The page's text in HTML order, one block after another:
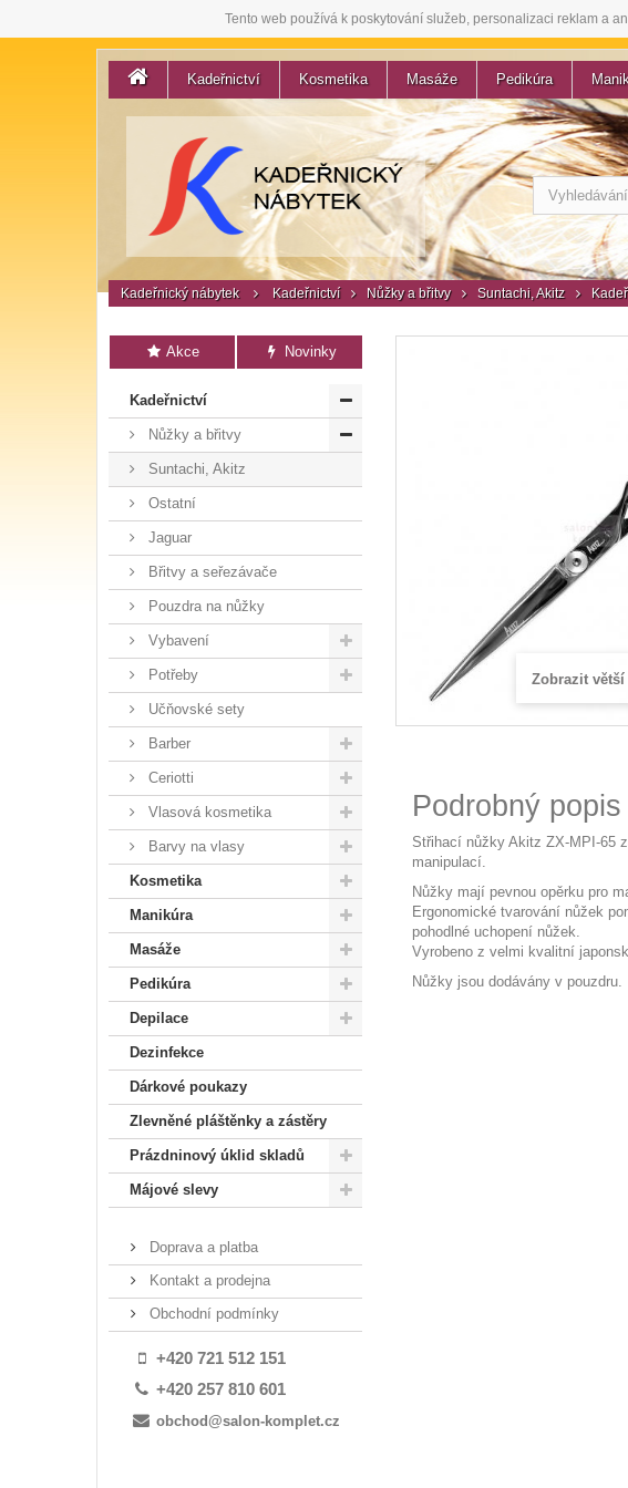
Tento web používá k poskytování služeb, personalizaci reklam a
Kadeřnictví Kosmetika Masáže Pedikúra
Kadeřnický nábytek Kadeřnictví Nůžky a břitvy Suntachi, Akitz
Akce Novinky
Kadeřnictví
Nůžky a břitvy
Suntachi, Akitz
Ostatní
Jaguar
Břitvy a seřezávače
Pouzdra na nůžky
Vybavení
Potřeby
Učňovské sety
Barber
Ceriotti
Vlasová kosmetika
Barvy na vlasy
Kosmetika
Manikúra
Masáže
Pedikúra
Depilace
Dezinfekce
Dárkové poukazy
Zlevněné pláštěnky a zástěry
Prázdninový úklid skladů
Májové slevy
Doprava a platba
Kontakt a prodejna
Obchodní podmínky
+420 721 512 151
+420 257 810 601
obchod@salon-komplet.cz
Zobrazit větší
Podrobný popis
Střihací nůžky Akitz ZX-MPI-65
manipulací.
Nůžky mají pevnou opěrku pro
Ergonomické tvarování nůžek
pohodlné uchopení nůžek.
Vyrobeno z velmi kvalitní
Nůžky jsou dodávány v pouzdru.